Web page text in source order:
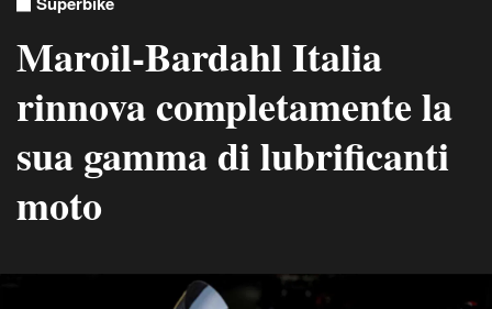
Maroil-Bardahl Italia
rinnova completamente la
sua gamma di lubrificanti
moto